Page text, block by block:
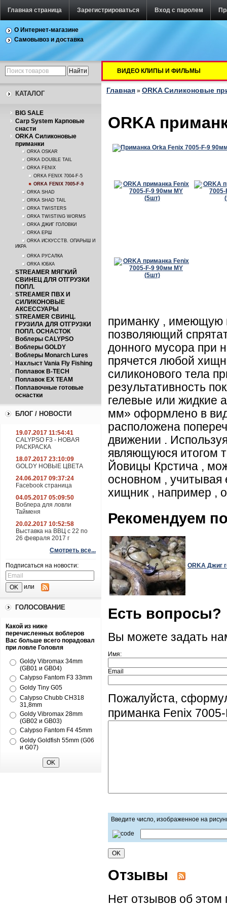
Главная страница Зарегистрироваться Вход с паролем
О Интернет-магазине
Самовывоз и доставка
КАТАЛОГ
BIG SALE
Carp System Карповые
снасти
ORKA Силиконовые
приманки
ORKA OSKAR
ORKA DOUBLE TAIL
ORKA FENIX
ORKA FENIX 7004-F-5
ORKA FENIX 7005-F-9
ORKA SHAD
ORKA SHAD TAIL
ORKA TWISTERS
ORKA TWISTING WORMS
ORKA ДЖИГ ГОЛОВКИ
ORKA ЕРШ
ORKA ИСКУССТВ. ОПАРЫШ И
ИКРА
ORKA РУСАЛКА
ORKA ЮБКА
STREAMER МЯГКИЙ
СВИНЕЦ ДЛЯ ОТГРУЗКИ
ПОПЛ.
STREAMER ПВХ И
СИЛИКОНОВЫЕ
АКСЕССУАРЫ
STREAMER СВИНЦ.
ГРУЗИЛА ДЛЯ ОТГРУЗКИ
ПОПЛ. ОСНАСТОК
Воблеры CALYPSO
Воблеры GOLDY
Воблеры Monarch Lures
Нахлыст Vania Fly Fishing
Поплавок B-TECH
Поплавок EX TEAM
Поплавочные готовые
оснастки
БЛОГ / НОВОСТИ
19.07.2017 11:54:41
CALYPSO F3 - НОВАЯ
РАСКРАСКА
18.07.2017 23:10:09
GOLDY НОВЫЕ ЦВЕТА
24.06.2017 09:37:24
Facebook страница
04.05.2017 05:09:50
Воблера для ловли
Тайменя
20.02.2017 10:52:58
Выставка на ВВЦ с 22 по
26 февраля 2017 г
Смотреть все...
Подписаться на новости:
или
ГОЛОСОВАНИЕ
Какой из ниже
перечисленных воблеров
Вас больше всего порадовал
при ловле Головля
Goldy Vibromax 34mm
(GB01 и GB04)
Calypso Fantom F3 33mm
Goldy Tiny G05
Calypso Chubb CH318
31,8mm
Goldy Vibromax 28mm
(GB02 и GB03)
Calypso Fantom F4 45mm
Goldy Goldfish 55mm (G06
и G07)
ВИДЕО КЛИПЫ И ФИЛЬМЫ
Главная » ORKA Силиконовые
ORKA
приманку , имеющую
позволяющий
донного мусора при
прячется любой
силиконового тела
результативность
гелевые или жидкие
мм» оформлено в
расположена
движении .
являющуюся итогом
Йовицы Крстича ,
основном , учитывая
хищник , например ,
Рекомендуем
ORKA Джиг
Есть вопросы?
Вы можете задать
Имя:
Email
Пожалуйста,
приманка Fenix
Введите число, изображенное на
Отзывы
Нет отзывов об этом